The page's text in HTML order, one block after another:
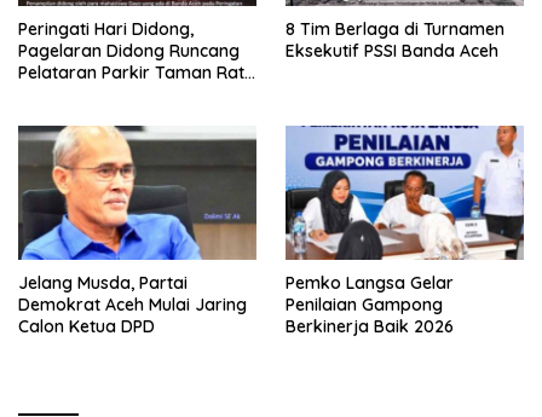
Peringati Hari Didong,
Pagelaran Didong Runcang
Pelataran Parkir Taman Ratu
8 Tim Berlaga di Turnamen
Eksekutif PSSI Banda Aceh
Jelang Musda, Partai
Demokrat Aceh Mulai Jaring
Calon Ketua DPD
Pemko Langsa Gelar
Penilaian Gampong
Berkinerja Baik 2026